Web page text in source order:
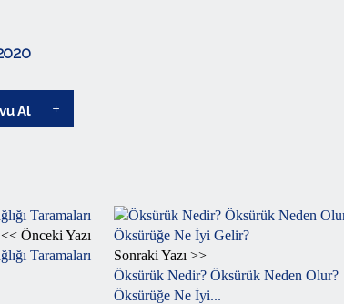
Al
<< Önceki Yazı
Taramaları
Sonraki Yazı >>
Öksürük Nedir? Öksürük Neden Olur?
Öksürüğe Ne İyi...